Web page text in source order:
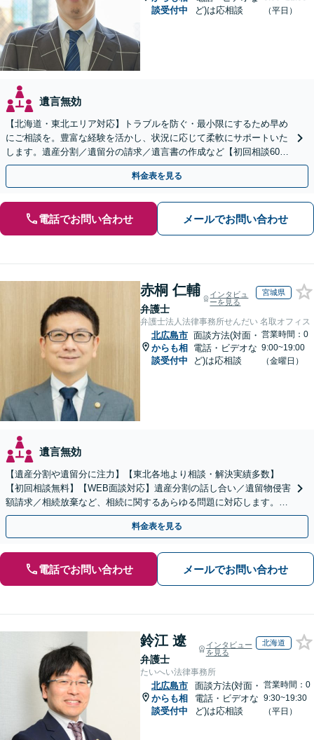
談受付中
ど)は応相談
（平日）
遺言無効
【北海道・東北エリア対応】トラブルを防ぐ・最小限にするため早め
にご相談を。豊富な経験を活かし、状況に応じて柔軟にサポートいた
します。遺産分割／遺留分の請求／遺言書の作成など【初回相談60分
無料】【オンライン相談可能】
料金表を見る
電話でお問い合わせ メールでお問い合わせ
赤桐 仁輔
弁護士
インタビュ
ーを見る
宮城県
弁護士法人法律事務所せんだい 名取オフィス
北広島市
からも相
談受付中
面談方法(対面・
電話・ビデオな
ど)は応相談
営業時間：0
9:00~19:00
（金曜日）
遺言無効
【遺産分割や遺留分に注力】【東北各地より相談・解決実績多数】
【初回相談無料】【WEB面談対応】遺産分割の話し合い／遺留物侵害
額請求／相続放棄など、相続に関するあらゆる問題に対応します。ご
事情やご意向を丁寧にお聞きし、有利な解決を目指します
料金表を見る
電話でお問い合わせ メールでお問い合わせ
鈴江 遼
弁護士
インタビュー
を見る
北海道
たいへい法律事務所
北広島市
からも相
談受付中
面談方法(対面・
電話・ビデオな
ど)は応相談
営業時間：0
9:30~19:30
（平日）